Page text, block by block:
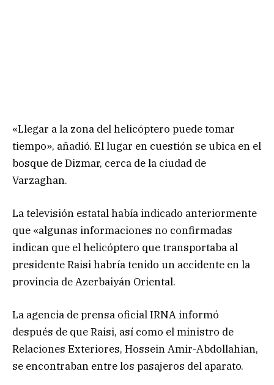
«Llegar a la zona del helicóptero puede tomar
tiempo», añadió. El lugar en cuestión se ubica en el
bosque de Dizmar, cerca de la ciudad de
Varzaghan.
La televisión estatal había indicado anteriormente
que «algunas informaciones no confirmadas
indican que el helicóptero que transportaba al
presidente Raisi habría tenido un accidente en la
provincia de Azerbaiyán Oriental.
La agencia de prensa oficial IRNA informó
después de que Raisi, así como el ministro de
Relaciones Exteriores, Hossein Amir-Abdollahian,
se encontraban entre los pasajeros del aparato.